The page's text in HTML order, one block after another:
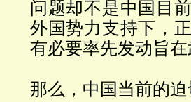
问题却不是中国目
外国势力支持下，
有必要率先发动旨
那么，中国当前的